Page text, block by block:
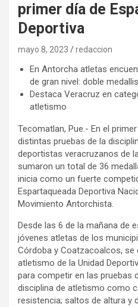
primer día de
Deportiva
mayo 8, 2023 redaccion
En Antorcha atletas
de gran nivel: doble
Destaca Veracruz en
atletismo
Tecomatlan, Pue.- En el
distintas pruebas de la
deportistas veracruzanos de
sumaron un total de 36
inicia como un fuerte
Espartaqueada Deportiva
Movimiento Antorchista.
Desde las 6 de la mañana de
jóvenes atletas de los
Córdoba y Coatzacoalcos, se
atletismo de la Unidad
para competir en las pruebas
disciplina de atletismo como
resistencia; saltos de altura y